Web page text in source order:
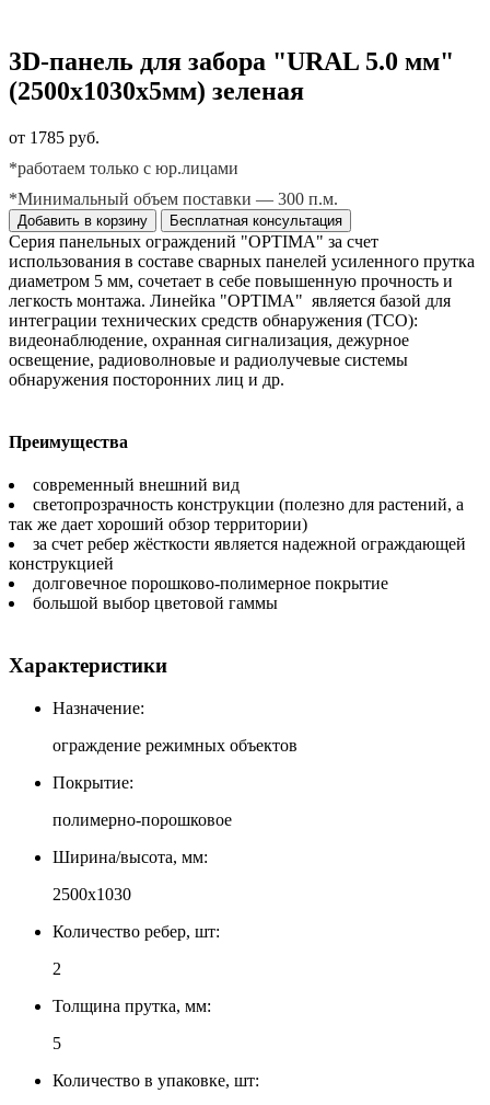
3D-панель для забора "URAL 5.0 мм"
(2500х1030х5мм) зеленая
от 1785 руб.
*работаем только с юр.лицами
*Минимальный объем поставки — 300 п.м.
Добавить в корзину Бесплатная консультация
Серия панельных ограждений "OPTIMA" за счет
использования в составе сварных панелей усиленного прутка
диаметром 5 мм, сочетает в себе повышенную прочность и
легкость монтажа. Линейка "OPTIMA" является базой для
интеграции технических средств обнаружения (ТСО):
видеонаблюдение, охранная сигнализация, дежурное
освещение, радиоволновые и радиолучевые системы
обнаружения посторонних лиц и др.
Преимущества
современный внешний вид
светопрозрачность конструкции (полезно для растений, а
так же дает хороший обзор территории)
за счет ребер жёсткости является надежной ограждающей
конструкцией
долговечное порошково-полимерное покрытие
большой выбор цветовой гаммы
Характеристики
Назначение:
ограждение режимных объектов
Покрытие:
полимерно-порошковое
Ширина/высота, мм:
2500x1030
Количество ребер, шт:
2
Толщина прутка, мм:
5
Количество в упаковке, шт: